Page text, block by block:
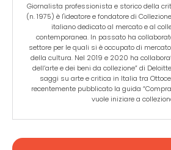
Giornalista professionista e storico della
(n. 1975) è l'ideatore e fondatore di
italiano dedicato al mercato e al
contemporanea. In passato ha
settore per le quali si è occupato di
della cultura. Nel 2019 e 2020 ha
dell’arte e dei beni da collezione” di
saggi su arte e critica in Italia tra
recentemente pubblicato la guida
vuole iniziare a